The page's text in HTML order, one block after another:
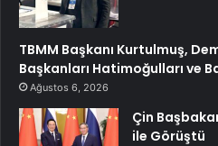
TBMM Başkanı Kurtulmuş,
Başkanları Hatimoğulları ve
Ağustos 6, 2026
Çin
ile Görüştü